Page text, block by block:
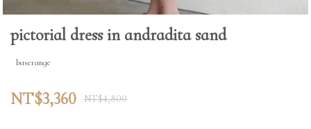
pictorial dress in andradita sand
baserange
NT$3,360 NT$4,800